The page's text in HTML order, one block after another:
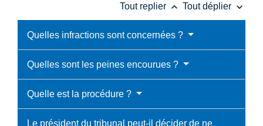
Tout replier keyboard_arrow_up Tout déplier keyboard_arrow_down
Quelles infractions sont concernées ?
Quelles sont les peines encourues ?
Quelle est la procédure ?
Le président du tribunal peut-il décider de ne